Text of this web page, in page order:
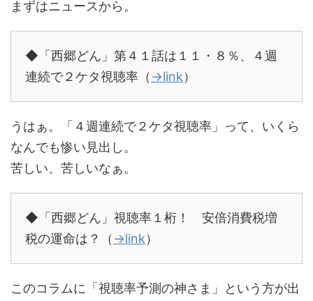
まずはニュースから。
◆「西郷どん」第４１話は１１・８％、４週
連続で２ケタ視聴率（ →link）
うはぁ。「４週連続で２ケタ視聴率」って、いくら
なんでも惨い見出し。
苦しい、苦しいなぁ。
◆「西郷どん」視聴率１桁！ 安倍消費税増
税の運命は？（ →link）
このコラムに「視聴率予測の神さま」という方が出